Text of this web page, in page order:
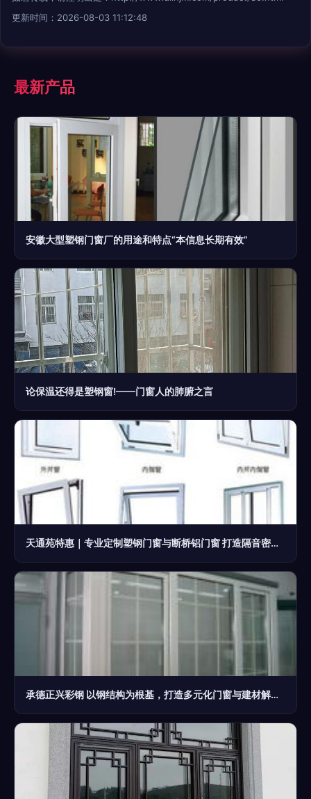
更新时间：2026-08-03 11:12:48
最新产品
安徽大型塑钢门窗厂的用途和特点“本信息长期有效”
论保温还得是塑钢窗!——门窗人的肺腑之言
天通苑特惠｜专业定制塑钢门窗与断桥铝门窗 打造隔音密封的舒适阳台与隔断空间
承德正兴彩钢 以钢结构为根基，打造多元化门窗与建材解决方案